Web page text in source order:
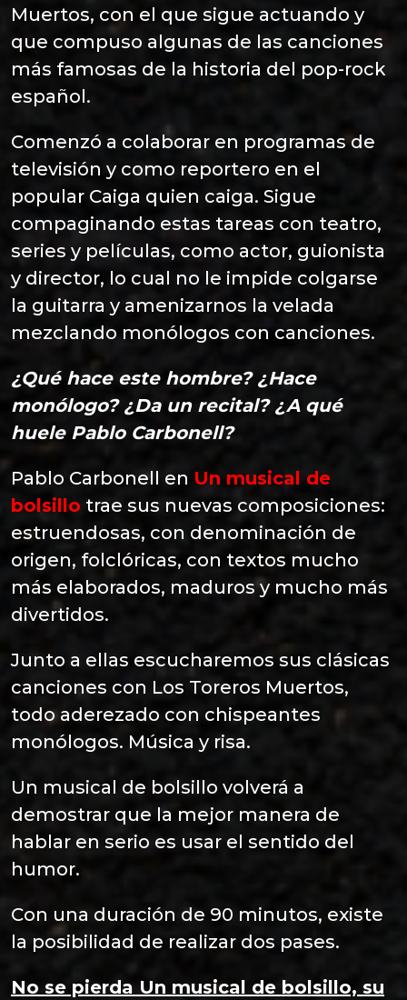
Muertos, con el que sigue actuando y
que compuso algunas de las canciones
más famosas de la historia del pop-rock
español.
Comenzó a colaborar en programas de
televisión y como reportero en el
popular Caiga quien caiga. Sigue
compaginando estas tareas con teatro,
series y películas, como actor, guionista
y director, lo cual no le impide colgarse
la guitarra y amenizarnos la velada
mezclando monólogos con canciones.
¿Qué hace este hombre? ¿Hace
monólogo? ¿Da un recital? ¿A qué
huele Pablo Carbonell?
Pablo Carbonell en Un musical de
bolsillo trae sus nuevas composiciones:
estruendosas, con denominación de
origen, folclóricas, con textos mucho
más elaborados, maduros y mucho más
divertidos.
Junto a ellas escucharemos sus clásicas
canciones con Los Toreros Muertos,
todo aderezado con chispeantes
monólogos. Música y risa.
Un musical de bolsillo volverá a
demostrar que la mejor manera de
hablar en serio es usar el sentido del
humor.
Con una duración de 90 minutos, existe
la posibilidad de realizar dos pases.
No se pierda Un musical de bolsillo, su